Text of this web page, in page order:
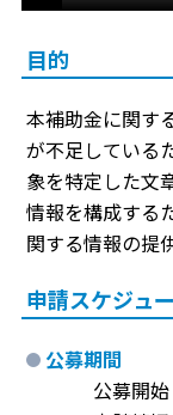
目的
本補助金に関す
が不足している
象を特定した文
情報を構成する
関する情報の提
申請スケジュ
公募期間
公募開始